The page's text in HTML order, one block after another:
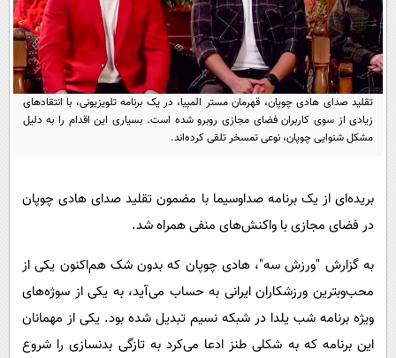
اخبار کریپتو
سرگرمی
باشگاه مغز
مجله تصویری سلاح
فیلم
اقتصاد
ورزش
سیاست
سرگرمی
گوناگون
حوادث
محیط زیست
عصر ایران 2
خواندنی ها و دیدنی ها
داستان کوتاه
پیامک
آشپزی
دانلود
آموزش زبان
تقلید صدای هادی چوپان، قهرمان مستر المپیا، در یک برنامه تلویزیونی، با انتقادهای
زیادی از سوی کاربران فضای مجازی روبرو شده است. بسیاری این اقدام را به دلیل
مشکل شنوایی چوپان، نوعی تمسخر تلقی کرده‌اند.
بریده‌ای از یک برنامه صداوسیما با مضمون تقلید صدای هادی چوپان
در فضای مجازی با واکنش‌های منفی همراه شد.
به گزارش "ورزش سه"، هادی چوپان که بدون شک هم‌اکنون یکی از
محب‌وبترین ورزشکاران ایرانی به حساب می‌آید، به یکی از سوژه‌های
ویژه برنامه شب یلدا در شبکه نسیم تبدیل شده بود. یکی از مهمانان
این برنامه که به شکلی طنز ادعا می‌کرد به تازگی بدنسازی را شروع